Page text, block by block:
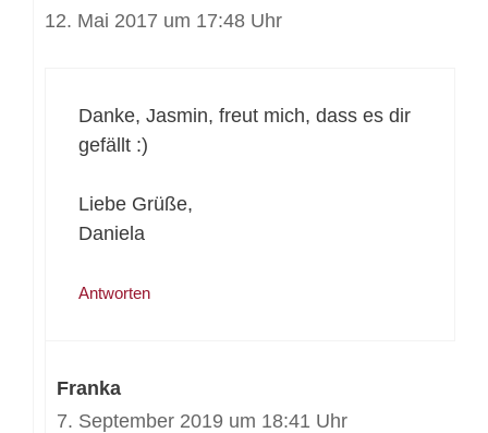
12. Mai 2017 um 17:48 Uhr
Danke, Jasmin, freut mich, dass es dir
gefällt :)
Liebe Grüße,
Daniela
Antworten
Franka
7. September 2019 um 18:41 Uhr